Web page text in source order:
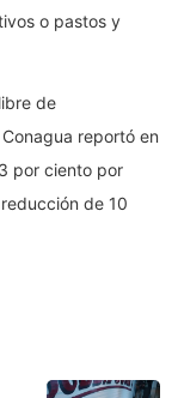
o pastos y
de
reportó en
por ciento por
de 10